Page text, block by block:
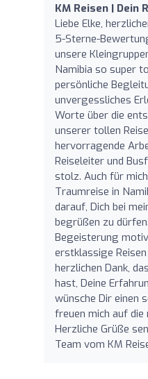
KM Reisen | Dein
Liebe Elke,
5-Sterne-
unsere
Namibia so super
persönliche
unvergessliches
Worte über die
unserer tollen
hervorragende
Reiseleiter und
stolz. Auch für
Traumreise in
darauf, Dich bei
begrüßen zu
Begeisterung
erstklassige
herzlichen Dank,
hast, Deine
wünsche Dir einen
freuen mich auf die
Herzliche Grüße
Team vom KM